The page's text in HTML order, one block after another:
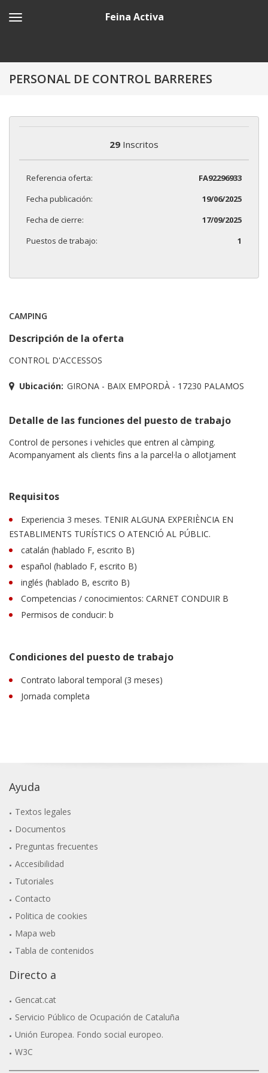
Feina Activa
PERSONAL DE CONTROL BARRERES
29 Inscritos
Referencia oferta:
FA92296933
Fecha publicación:
19/06/2025
Fecha de cierre:
17/09/2025
Puestos de trabajo:
1
CAMPING
Descripción de la oferta
CONTROL D'ACCESSOS
Ubicación: GIRONA - BAIX EMPORDÀ - 17230 PALAMOS
Detalle de las funciones del puesto de trabajo
Control de persones i vehicles que entren al càmping.
Acompanyament als clients fins a la parcel·la o allotjament
Requisitos
Experiencia 3 meses. TENIR ALGUNA EXPERIÈNCIA EN
ESTABLIMENTS TURÍSTICS O ATENCIÓ AL PÚBLIC.
catalán (hablado F, escrito B)
español (hablado F, escrito B)
inglés (hablado B, escrito B)
Competencias / conocimientos: CARNET CONDUIR B
Permisos de conducir: b
Condiciones del puesto de trabajo
Contrato laboral temporal (3 meses)
Jornada completa
Ayuda
Textos legales
Documentos
Preguntas frecuentes
Accesibilidad
Tutoriales
Contacto
Politica de cookies
Mapa web
Tabla de contenidos
Directo a
Gencat.cat
Servicio Público de Ocupación de Cataluña
Unión Europea. Fondo social europeo.
W3C